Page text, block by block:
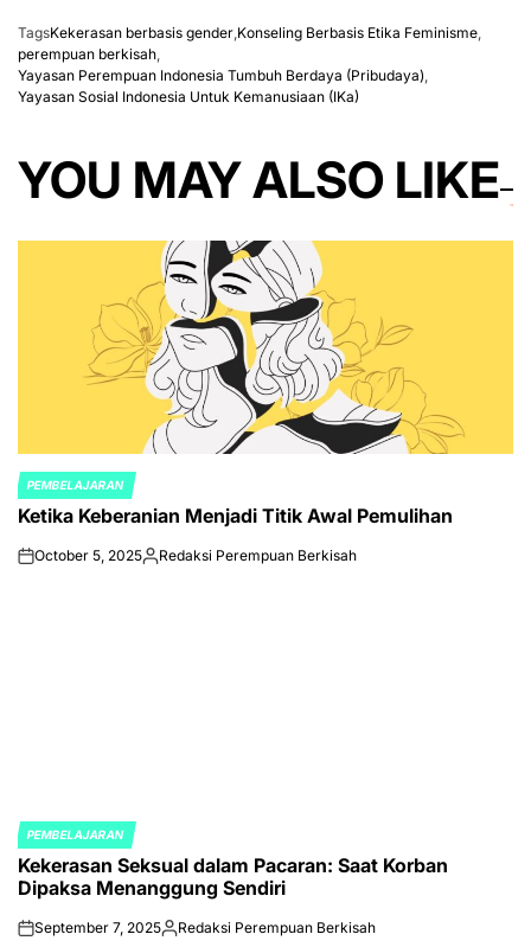
TagsKekerasan berbasis gender,Konseling Berbasis Etika Feminisme,
perempuan berkisah,
Yayasan Perempuan Indonesia Tumbuh Berdaya (Pribudaya),
Yayasan Sosial Indonesia Untuk Kemanusiaan (IKa)
YOU MAY ALSO LIKE
POSTED
IN
PEMBELAJARAN
Ketika Keberanian Menjadi Titik Awal Pemulihan
onOctober 5, 2025Posted
Redaksi Perempuan Berkisah
POSTED
IN
PEMBELAJARAN
Kekerasan Seksual dalam Pacaran: Saat Korban
Dipaksa Menanggung Sendiri
onSeptember 7, 2025Posted
Redaksi Perempuan Berkisah